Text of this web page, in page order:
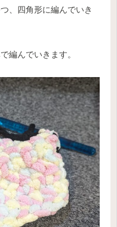
、四角形に編んでいき
編んでいきます。